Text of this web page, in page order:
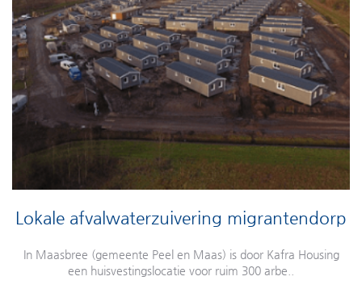
Lokale afvalwaterzuivering migrantendorp
In Maasbree (gemeente Peel en Maas) is door Kafra Housing
een huisvestingslocatie voor ruim 300 arbe..